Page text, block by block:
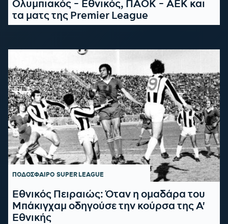
Ολυμπιακός - Εθνικός, ΠΑΟΚ - ΑΕΚ και
τα ματς της Premier League
ΠΟΔΟΣΦΑΙΡΟ SUPER LEAGUE
Εθνικός Πειραιώς: Όταν η ομαδάρα του
Μπάκιγχαμ οδηγούσε την κούρσα της Α'
Εθνικής